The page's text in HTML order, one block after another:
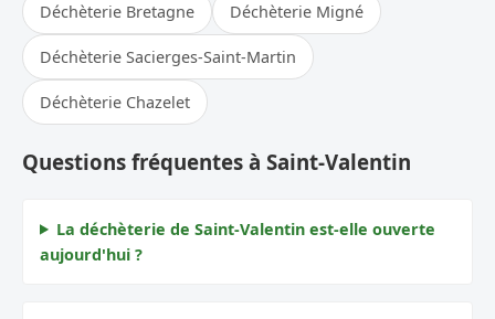
Déchèterie Bretagne Déchèterie Migné
Déchèterie Sacierges-Saint-Martin
Déchèterie Chazelet
Questions fréquentes à Saint-Valentin
La déchèterie de Saint-Valentin est-elle ouverte
aujourd'hui ?